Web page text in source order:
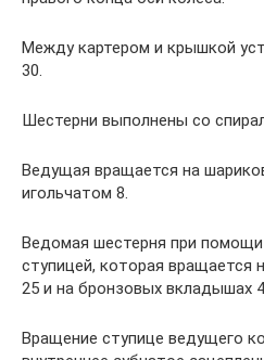
Между картером и крышкой
30.
Шестерни выполнены со
Ведущая вращается на
игольчатом 8.
Ведомая шестерня при
ступицей, которая вращается
25 и на бронзовых вкладышах
Вращение ступице ведущего